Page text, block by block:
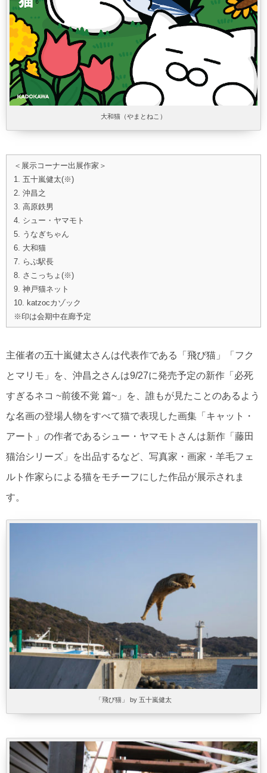
大和猫（やまとねこ）
＜展示コーナー出展作家＞
1. 五十嵐健太(※)
2. 沖昌之
3. 高原鉄男
4. シュー・ヤマモト
5. うなぎちゃん
6. 大和猫
7. らぶ駅長
8. さこっちょ(※)
9. 神戸猫ネット
10. katzocカゾック
※印は会期中在廊予定
主催者の五十嵐健太さんは代表作である「飛び猫」「フク
とマリモ」を、沖昌之さんは9/27に発売予定の新作「必死
すぎるネコ ~前後不覚 篇~」を、誰もが見たことのあるよう
な名画の登場人物をすべて猫で表現した画集「キャット・
アート」の作者であるシュー・ヤマモトさんは新作「藤田
猫治シリーズ」を出品するなど、写真家・画家・羊毛フェ
ルト作家らによる猫をモチーフにした作品が展示されま
す。
「飛び猫」 by 五十嵐健太